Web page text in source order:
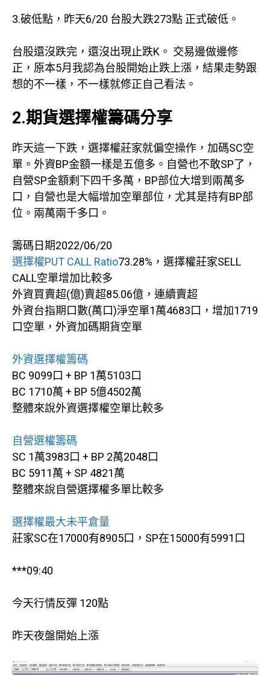
3.破低點，昨天6/20 台股大跌273點 正式破低。
台股還沒跌完，還沒出現止跌K。 交易邊做邊修
正，原本5月我認為台股開始止跌上漲，結果走勢跟
想的不一樣，不一樣就修正自己看法。
2.期貨選擇權籌碼分享
昨天這一下跌，選擇權莊家就偏空操作，加碼SC空
單。外資BP金額一樣是五億多。自營也不敢SP了，
自營SP金額剩下四千多萬，BP部位大增到兩萬多
口，自營也是大幅增加空單部位，尤其是持有BP部
位。兩萬兩千多口。
籌碼日期2022/06/20
選擇權PUT CALL Ratio73.28%，選擇權莊家SELL
CALL空單增加比較多
外資買賣超(億)賣超85.06億，連續賣超
外資台指期口數(萬口)淨空單1萬4683口，增加1719
口空單，外資加碼期貨空單
外資選擇權籌碼
BC 9099口 + BP 1萬5103口
BC 1710萬 + BP 5億4502萬
整體來說外資選擇權空單比較多
自營選權籌碼
SC 1萬3983口 + BP 2萬2048口
BC 5911萬 + SP 4821萬
整體來說自營選擇權多單比較多
選擇權最大未平倉量
莊家SC在17000有8905口，SP在15000有5991口
***09:40
今天行情反彈 120點
昨天夜盤開始上漲